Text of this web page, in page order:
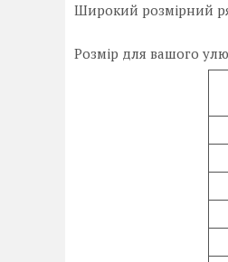
Широкий розмірний
Розмір для вашого